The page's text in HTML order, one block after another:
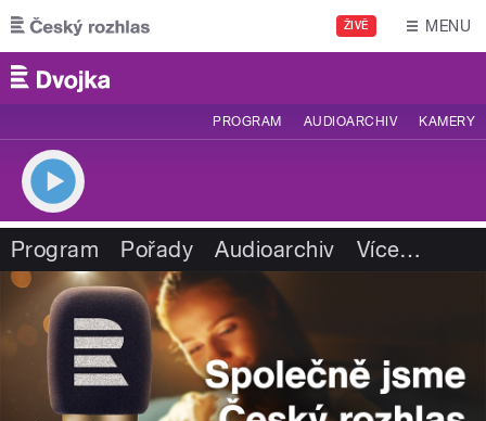
Přejít k hlavnímu obsahu
ŽIVĚ MENU
PROGRAM AUDIOARCHIV KAMERY
Program Pořady Audioarchiv Více…